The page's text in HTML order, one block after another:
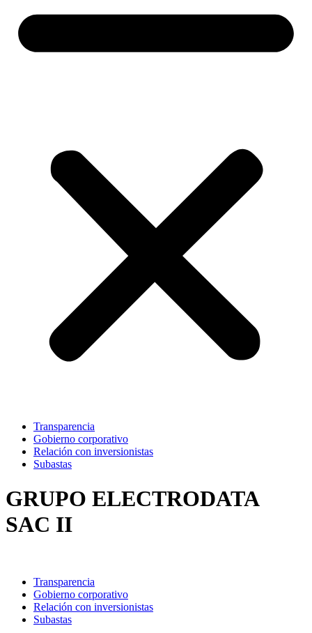
Transparencia
Gobierno corporativo
Relación con inversionistas
Subastas
GRUPO ELECTRODATA
SAC II
Transparencia
Gobierno corporativo
Relación con inversionistas
Subastas